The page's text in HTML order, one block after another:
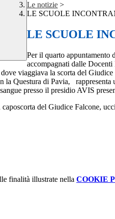
Le notizie >
LE SCUOLE
LE SCUOLE
Per il quarto appuntamento
accompagnati dalle
viaggiava la scorta del
Questura di Pavia,
presso il presidio AVIS
del Giudice Falcone,
finalità illustrate nella COOKIE